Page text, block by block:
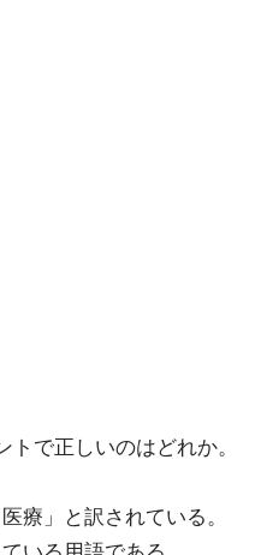
で正しいのはどれか。
療」と訳されている。